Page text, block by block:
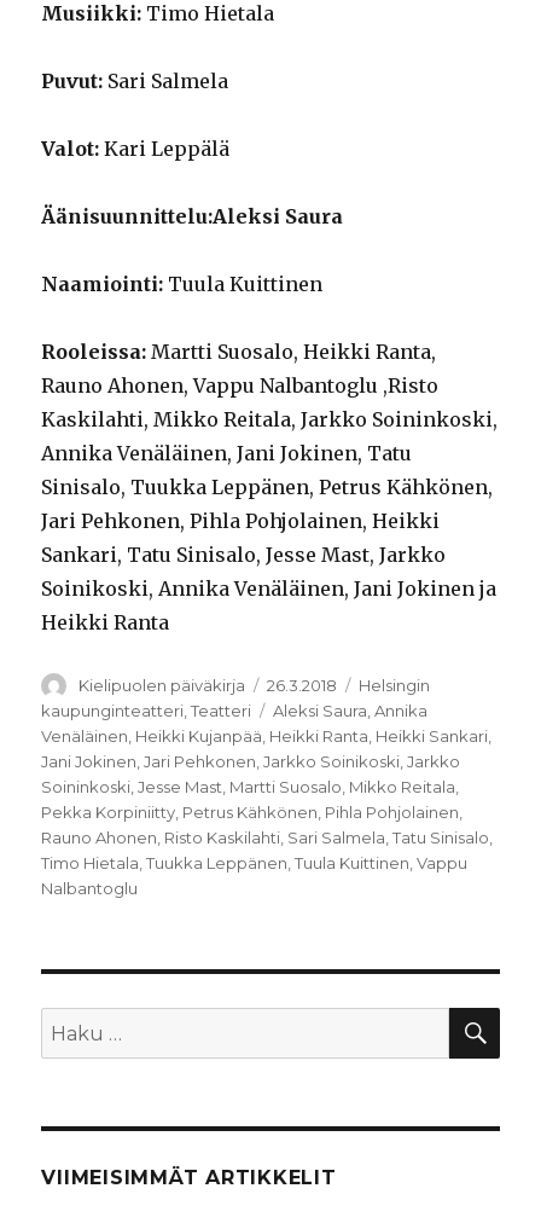
Musiikki: Timo Hietala
Puvut: Sari Salmela
Valot: Kari Leppälä
Äänisuunnittelu:Aleksi Saura
Naamiointi: Tuula Kuittinen
Rooleissa: Martti Suosalo, Heikki Ranta,
Rauno Ahonen, Vappu Nalbantoglu ,Risto
Kaskilahti, Mikko Reitala, Jarkko Soininkoski,
Annika Venäläinen, Jani Jokinen, Tatu
Sinisalo, Tuukka Leppänen, Petrus Kähkönen,
Jari Pehkonen, Pihla Pohjolainen, Heikki
Sankari, Tatu Sinisalo, Jesse Mast, Jarkko
Soinikoski, Annika Venäläinen, Jani Jokinen ja
Heikki Ranta
Kirjoittaja
Kielipuolen päiväkirja Julkaistu
26.3.2018 Kategoriat
Helsingin
kaupunginteatteri ,Teatteri Avainsanat
Aleksi Saura ,Annika
Venäläinen Heikki Kujanpää Heikki Ranta Heikki Sankari
Jani Jokinen ,Jari Pehkonen ,Jarkko Soinikoski ,Jarkko
Soininkoski ,Jesse Mast Martti Suosalo Mikko Reitala
Pekka Korpiniitty Petrus Kähkönen Pihla Pohjolainen
Rauno Ahonen Risto Kaskilahti Sari Salmela ,Tatu Sinisalo
Timo Hietala ,Tuukka Leppänen ,Tuula Kuittinen ,Vappu
Nalbantoglu
Etsi:
VIIMEISIMMÄT ARTIKKELIT